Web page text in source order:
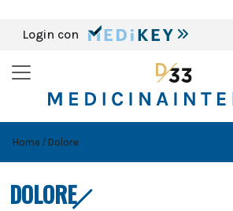
Login con
Home Dolore
DOLORE